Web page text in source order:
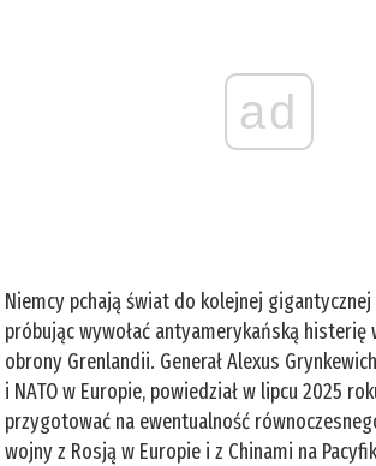
ad
Niemcy pchają świat do kolejnej
próbując wywołać antyamerykańską histerię
obrony Grenlandii. Generał Alexus
i NATO w Europie, powiedział w lipcu 2025
przygotować na ewentualność
wojny z Rosją w Europie i z Chinami na